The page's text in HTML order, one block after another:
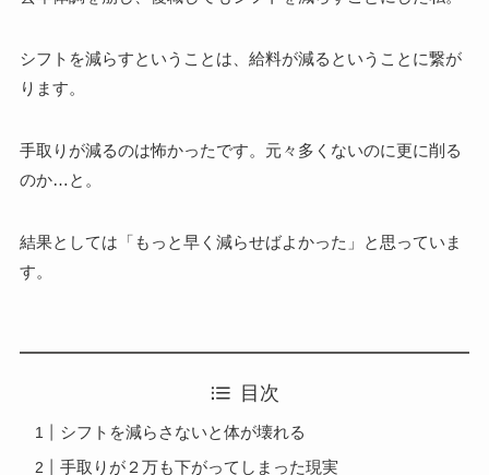
シフトを減らすということは、給料が減るということに繋が
ります。
手取りが減るのは怖かったです。元々多くないのに更に削る
のか…と。
結果としては「もっと早く減らせばよかった」と思っていま
す。
目次
シフトを減らさないと体が壊れる
手取りが２万も下がってしまった現実